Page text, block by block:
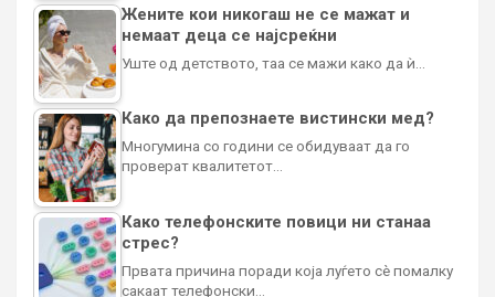
Жените кои никогаш не се мажат и
немаат деца се најсреќни
Уште од детството, таа се мажи како да ѝ…
Како да препознаете вистински мед?
Многумина со години се обидуваат да го
проверат квалитетот…
Како телефонските повици ни станаа
стрес?
Првата причина поради која луѓето сè помалку
сакаат телефонски…